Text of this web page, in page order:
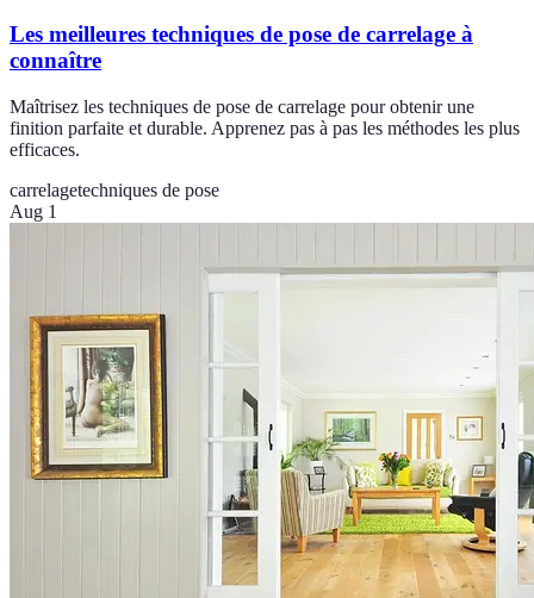
Les meilleures techniques de pose de carrelage à
connaître
Maîtrisez les techniques de pose de carrelage pour obtenir une
finition parfaite et durable. Apprenez pas à pas les méthodes les plus
efficaces.
carrelagetechniques de pose
Aug 1